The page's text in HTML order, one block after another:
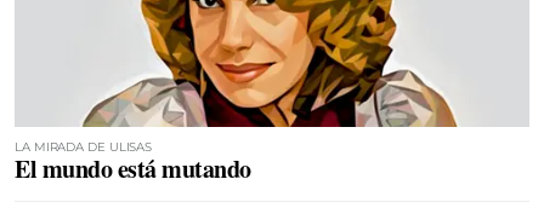
LA MIRADA DE ULISAS
El mundo está mutando